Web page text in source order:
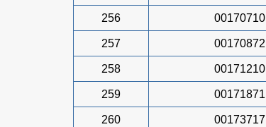
256 00170710
257 00170872
258 00171210
259 00171871
260 00173717